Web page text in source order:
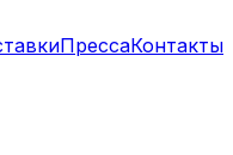
ПрессаКонтакты